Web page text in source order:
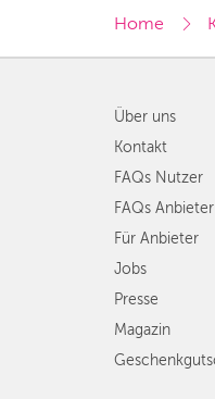
Home
Über uns
Kontakt
FAQs Nutzer
FAQs Anbieter
Für Anbieter
Jobs
Presse
Magazin